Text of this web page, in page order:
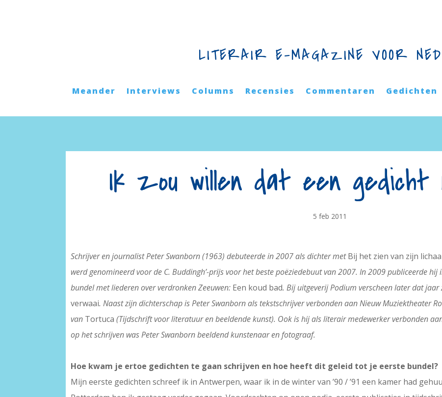
LITERAIR E-MAGAZINE VOOR
Meander Interviews Columns Recensies Commentaren Gedichten
Ik zou willen dat een
5 feb 2011
Schrijver en journalist Peter Swanborn (1963) debuteerde in 2007 als dichter metBij het zien van zijn
werd genomineerd voor de C. Buddingh’-prijs voor het beste poëziedebuut van 2007. In 2009 publiceerde hij
bundel met liederen over verdronken Zeeuwen: Een koud bad. Bij uitgeverij Podium verscheen later dat
verwaai. Naast zijn dichterschap is Peter Swanborn als tekstschrijver verbonden aan Nieuw Muziektheater
van Tortuca(Tijdschrift voor literatuur en beeldende kunst). Ook is hij als literair medewerker verbonden
op het schrijven was Peter Swanborn beeldend kunstenaar en fotograaf.
Hoe kwam je ertoe gedichten te gaan schrijven en hoe heeft dit geleid tot je eerste bundel?
Mijn eerste gedichten schreef ik in Antwerpen, waar ik in de winter van ’90 / ’91 een kamer had